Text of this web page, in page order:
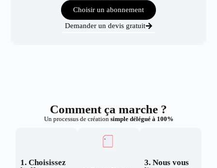
Choisir un abonnement
Demander un devis gratuit
Comment ça marche ?
Un processus de création simple délégué à 100%
1. Choisissez
3. Nous vous